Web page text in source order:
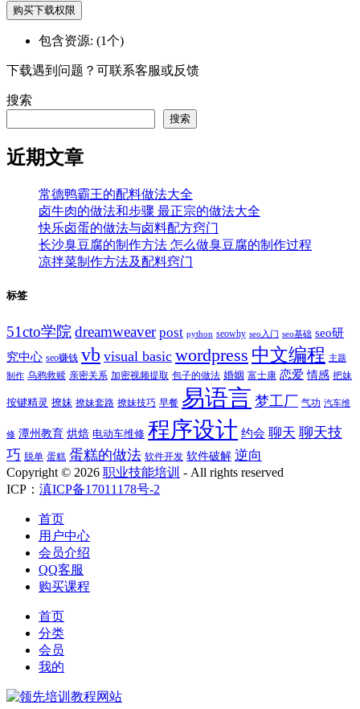
购买下载权限
包含资源: (1个)
下载遇到问题？可联系客服或反馈
搜索
搜索
近期文章
常德鸭霸王的配料做法大全
卤牛肉的做法和步骤 最正宗的做法大全
快乐卤蛋的做法与卤料配方窍门
长沙臭豆腐的制作方法 怎么做臭豆腐的制作过程
凉拌菜制作方法及配料窍门
标签
51cto学院dreamweaver post python seowhy seo入门 seo基础 seo研
究中心 seo赚钱 vb visual basic wordpress 中文编程 主题
制作 乌鸦救赎 亲密关系 加密视频提取 包子的做法 婚姻 富士康 恋爱 情感 把妹
按键精灵 撩妹 撩妹套路 撩妹技巧 早餐 易语言 梦工厂 气功 汽车维
修 潭州教育 烘焙 电动车维修 程序设计 约会 聊天 聊天技
巧 脱单 蛋糕 蛋糕的做法 软件开发 软件破解 逆向
Copyright © 2026 职业技能培训 - All rights reserved
ICP： 滇ICP备17011178号-2
首页
用户中心
会员介绍
QQ客服
购买课程
首页
分类
会员
我的